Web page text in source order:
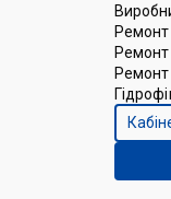
Ремонт
Ремонт
Ремонт